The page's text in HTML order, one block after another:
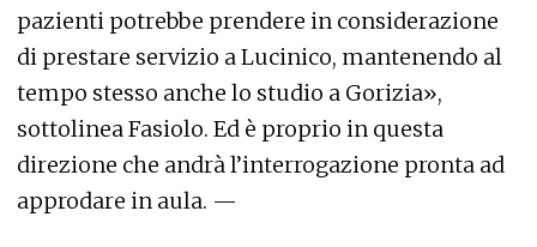
pazienti potrebbe prendere in considerazione
di prestare servizio a Lucinico, mantenendo al
tempo stesso anche lo studio a Gorizia»,
sottolinea Fasiolo. Ed è proprio in questa
direzione che andrà l’interrogazione pronta ad
approdare in aula. —